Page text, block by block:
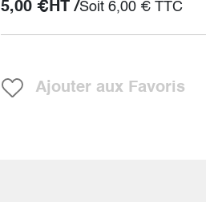
5,00€ HT /Soit 6,00€TTC
Ajouter aux Favoris